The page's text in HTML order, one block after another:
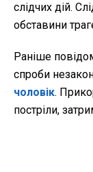
слідчих дій.
обставини
Раніше
спроби
чоловік.
постріли,